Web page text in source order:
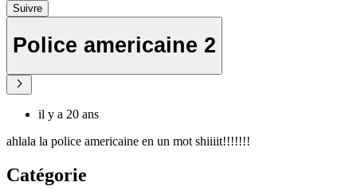
Suivre
Police americaine 2
il y a 20 ans
ahlala la police americaine en un mot shiiiit!!!!!!!
Catégorie